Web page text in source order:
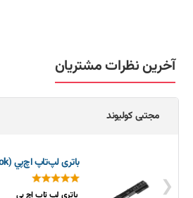
آخرین نظرات مشتریان
❮
مجتبی کولیوند
باتری لپ‌تاپ اچ‌پي 8570w (EliteBook)
باتری لپ تاپ اچ پی